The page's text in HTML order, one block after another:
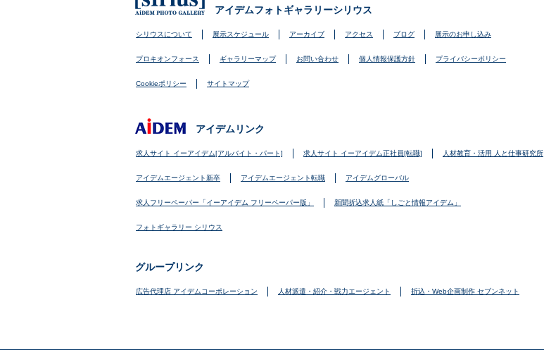
アイデムフォトギャラリーシリウス
シリウスについて 展示スケジュール アーカイブ アクセス ブログ 展示のお申し込み
プロキオンフォース ギャラリーマップ お問い合わせ 個人情報保護方針 プライバシーポリシー
Cookieポリシー サイトマップ
アイデムリンク
求人サイト イーアイデム[アルバイト・パート] 求人サイト イーアイデム正社員[転職] 人材教育・活用 人と仕事研究所
アイデムエージェント新卒 アイデムエージェント転職 アイデムグローバル
求人フリーペーパー「イーアイデム フリーペーパー版」 新聞折込求人紙「しごと情報アイデム」
フォトギャラリー シリウス
グループリンク
広告代理店 アイデムコーポレーション 人材派遣・紹介・戦力エージェント 折込・Web企画制作 セブンネット